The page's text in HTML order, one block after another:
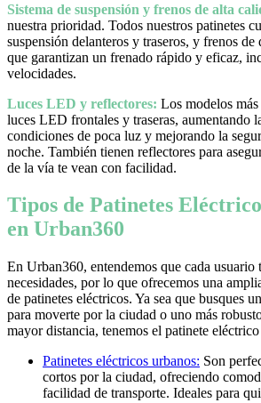
Sistema de suspensión y frenos de alta
nuestra prioridad. Todos nuestros patinetes
suspensión delanteros y traseros, y frenos
que garantizan un frenado rápido y eficaz,
velocidades.
Luces LED y reflectores: Los modelos
luces LED frontales y traseras, aumentando
condiciones de poca luz y mejorando la
noche. También tienen reflectores para
de la vía te vean con facilidad.
Tipos de Patinetes
en Urban360
En Urban360, entendemos que cada usuario
necesidades, por lo que ofrecemos una
de patinetes eléctricos. Ya sea que busques
para moverte por la ciudad o uno más
mayor distancia, tenemos el patinete
Patinetes eléctricos urbanos: Son
cortos por la ciudad, ofreciendo
facilidad de transporte. Ideales para